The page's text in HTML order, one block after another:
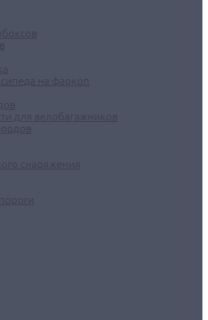
на фаркоп
для велобагажников
снаряжения